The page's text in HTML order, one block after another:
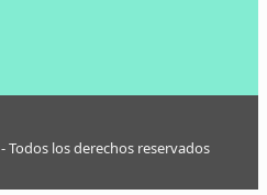
Todos los derechos reservados